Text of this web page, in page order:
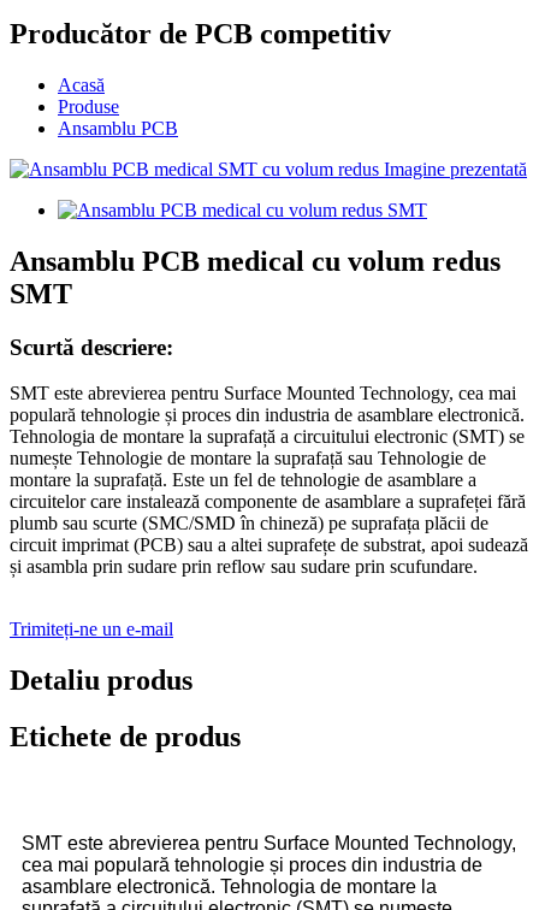
Producător de PCB competitiv
Acasă
Produse
Ansamblu PCB
Ansamblu PCB medical cu volum redus
SMT
Scurtă descriere:
SMT este abrevierea pentru Surface Mounted Technology, cea mai
populară tehnologie și proces din industria de asamblare electronică.
Tehnologia de montare la suprafață a circuitului electronic (SMT) se
numește Tehnologie de montare la suprafață sau Tehnologie de
montare la suprafață. Este un fel de tehnologie de asamblare a
circuitelor care instalează componente de asamblare a suprafeței fără
plumb sau scurte (SMC/SMD în chineză) pe suprafața plăcii de
circuit imprimat (PCB) sau a altei suprafețe de substrat, apoi sudează
și asambla prin sudare prin reflow sau sudare prin scufundare.
Trimiteți-ne un e-mail
Detaliu produs
Etichete de produs
SMT este abrevierea pentru Surface Mounted Technology,
cea mai populară tehnologie și proces din industria de
asamblare electronică. Tehnologia de montare la